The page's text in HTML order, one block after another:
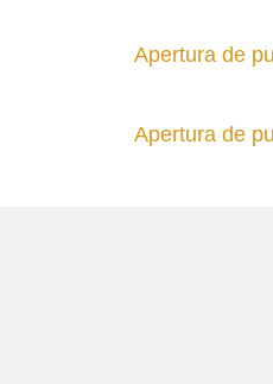
Apertura de
Apertura de